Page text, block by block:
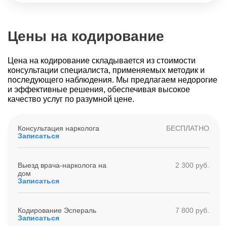
Цены на кодирование
Цена на кодирование складывается из стоимости
консультации специалиста, применяемых методик и
последующего наблюдения. Мы предлагаем недорогие
и эффективные решения, обеспечивая высокое
качество услуг по разумной цене.
Консультация нарколога
БЕСПЛАТНО
Записаться
Выезд врача-нарколога на
дом
2 300 руб.
Записаться
Кодирование Эспераль
7 800 руб.
Записаться